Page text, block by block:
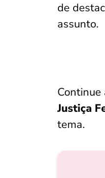
de
assunto.
Justiça
tema.